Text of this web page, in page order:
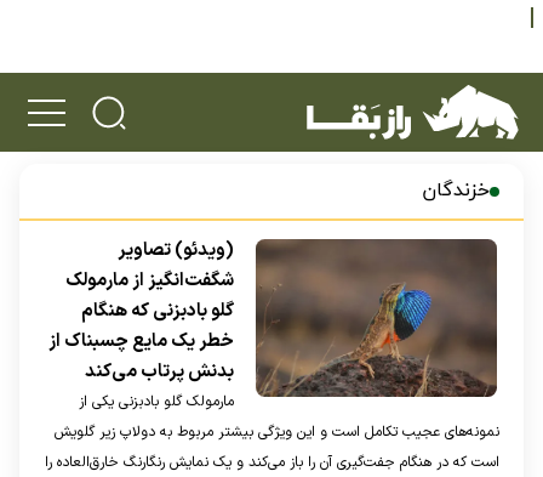
خزندگان
(ویدئو) تصاویر
شگفت‌انگیز از مارمولک
گلو بادبزنی که هنگام
خطر یک مایع چسبناک از
بدنش پرتاب می‌کند
مارمولک گلو بادبزنی یکی از
نمونه‌های عجیب تکامل است و این ویژگی بیشتر مربوط به دولاپ زیر گلویش
است که در هنگام جفت‌گیری آن را باز می‌کند و یک نمایش رنگارنگ خارق‌العاده را